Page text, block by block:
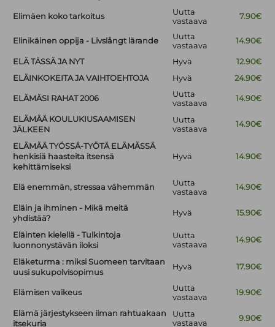
Elimäen koko tarkoitus
Uutta
vastaava
7.90€
Elinikäinen oppija - Livslångt lärande
Uutta
vastaava
14.90€
ELÄ TÄSSÄ JA NYT Hyvä
12.90€
ELÄINKOKEITA JA VAIHTOEHTOJA
Hyvä 24.90€
ELÄMÄSI RAHAT 2006
Uutta
vastaava
14.90€
ELÄMÄÄ KOULUKIUSAAMISEN
JÄLKEEN
Uutta
vastaava
14.90€
ELÄMÄÄ TYÖSSÄ-TYÖTÄ ELÄMÄSSÄ
henkisiä haasteita itsensä
kehittämiseksi
Hyvä 14.90€
Elä enemmän, stressaa vähemmän
Uutta
vastaava
14.90€
Eläin ja ihminen - Mikä meitä
yhdistää?
Hyvä 15.90€
Eläinten kielellä - Tulkintoja
luonnonystävän iloksi
Uutta
vastaava
14.90€
Eläketurma : miksi Suomeen tarvitaan
uusi sukupolvisopimus
Hyvä 17.90€
Elämisen vaikeus
Uutta
vastaava
19.90€
Elämä järjestykseen ilman rahtuakaan
itsekuria
Uutta
vastaava
9.90€